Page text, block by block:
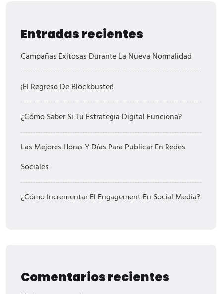
Entradas recientes
Campañas Exitosas Durante La Nueva Normalidad
¡El Regreso De Blockbuster!
¿Cómo Saber Si Tu Estrategia Digital Funciona?
Las Mejores Horas Y Días Para Publicar En Redes
Sociales
¿Cómo Incrementar El Engagement En Social Media?
Comentarios recientes